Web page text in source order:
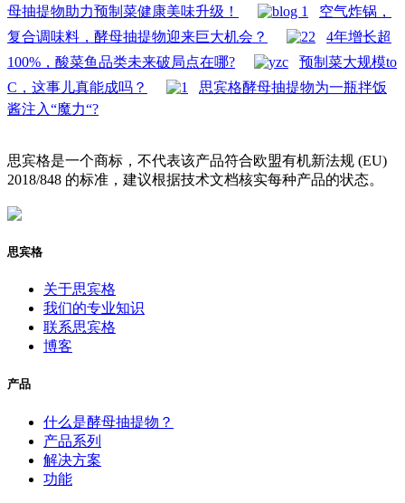
母抽提物助力预制菜健康美味升级！
空气炸锅，
复合调味料，酵母抽提物迎来巨大机会？
4年增长超
100%，酸菜鱼品类未来破局点在哪?
预制菜大规模to
C，这事儿真能成吗？
思宾格酵母抽提物为一瓶拌饭
酱注入“魔力“?
思宾格是一个商标，不代表该产品符合欧盟有机新法规 (EU)
2018/848 的标准，建议根据技术文档核实每种产品的状态。
思宾格
关于思宾格
我们的专业知识
联系思宾格
博客
产品
什么是酵母抽提物？
产品系列
解决方案
功能